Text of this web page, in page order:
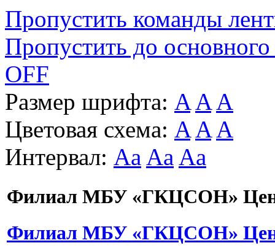
Пропустить команды
Пропустить до основного
OFF
Размер шрифта: A A A
Цветовая схема: A A A
Интервал: Aa Aa Aa
Филиал МБУ «ГКЦСОН»
Филиал МБУ «ГКЦСОН»